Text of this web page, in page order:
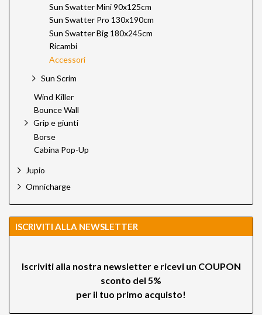
Sun Swatter Mini 90x125cm
Sun Swatter Pro 130x190cm
Sun Swatter Big 180x245cm
Ricambi
Accessori
Sun Scrim
Wind Killer
Bounce Wall
Grip e giunti
Borse
Cabina Pop-Up
Jupio
Omnicharge
ISCRIVITI ALLA NEWSLETTER
Iscriviti alla nostra newsletter e ricevi un COUPON
sconto del 5%
per il tuo primo acquisto!